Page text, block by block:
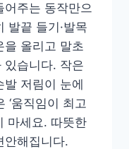
어주는 동작만으
발끝 들기·발목
을 올리고 말초
있습니다. 작은
저림이 눈에
‘움직임이 최고
마세요. 따뜻한
안해집니다.